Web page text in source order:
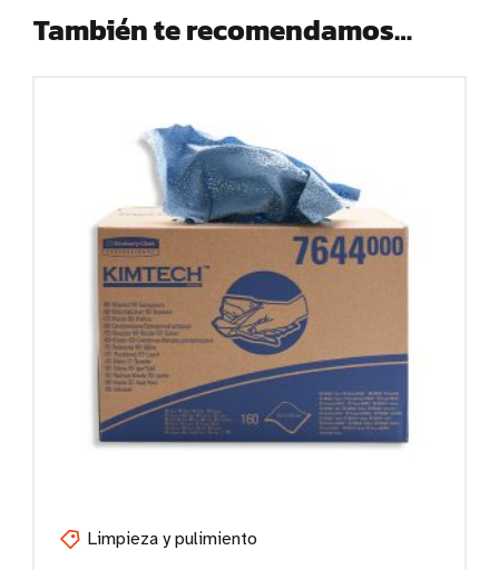
También te recomendamos…
Limpieza y pulimiento